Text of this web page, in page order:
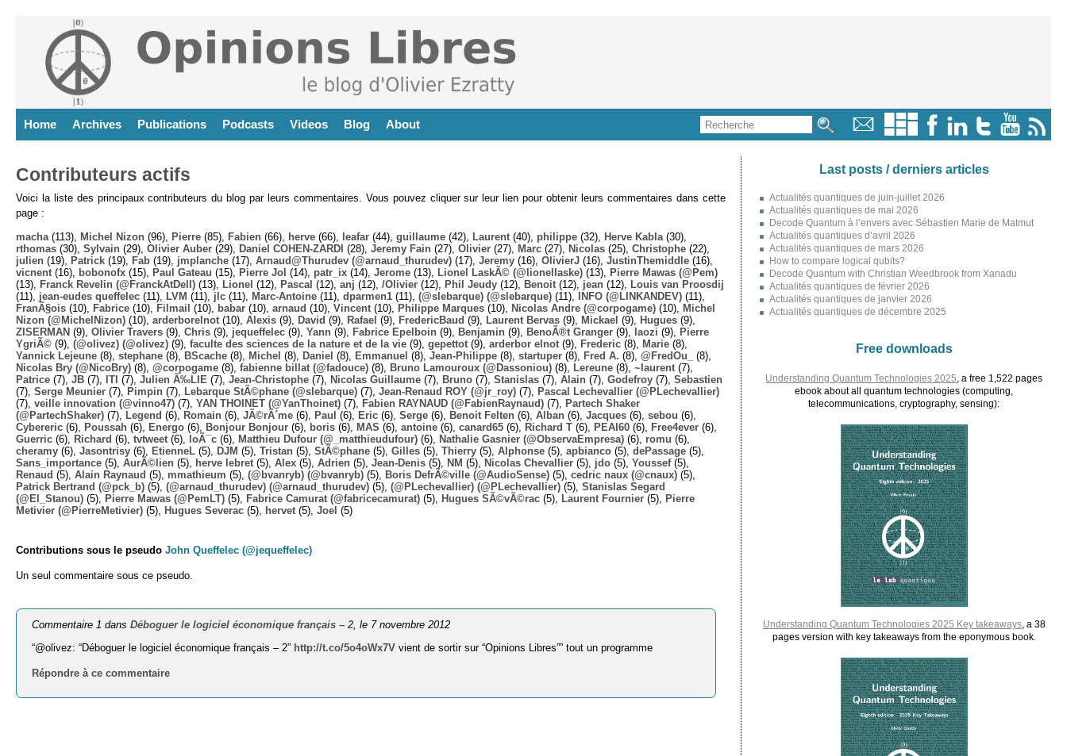
Home Archives Publications Podcasts Videos Blog About
Contributeurs actifs
Voici la liste des principaux contributeurs du blog par leurs commentaires. Vous pouvez cliquer sur leur lien pour obtenir leurs commentaires dans cette
page :
macha (113), Michel Nizon (96), Pierre (85), Fabien (66), herve (66), leafar (44), guillaume (42), Laurent (40), philippe (32), Herve Kabla (30),
rthomas (30), Sylvain (29), Olivier Auber (29), Daniel COHEN-ZARDI (28), Jeremy Fain (27), Olivier (27), Marc (27), Nicolas (25), Christophe (22),
julien (19), Patrick (19), Fab (19), jmplanche (17), Arnaud@Thurudev (@arnaud_thurudev) (17), Jeremy (16), OlivierJ (16), JustinThemiddle (16),
vicnent (16), bobonofx (15), Paul Gateau (15), Pierre Jol (14), patr_ix (14), Jerome (13), Lionel LaskÃ© (@lionellaske) (13),
Pierre Mawas (@Pem)
(13),
Franck Revelin (@FranckAtDell) (13), Lionel (12), Pascal (12), anj (12), /Olivier (12), Phil Jeudy (12), Benoit (12), jean (12),
Louis van Proosdij
(11), jean-eudes queffelec (11), LVM (11), jlc (11), Marc-Antoine (11), dparmen1 (11), (@slebarque) (@slebarque) (11), INFO (@LINKANDEV) (11),
FranÃ§ois (10), Fabrice (10), Filmail (10), babar (10), arnaud (10), Vincent (10), Philippe Marques (10), Nicolas Andre (@corpogame) (10),
Michel
Nizon (@MichelNizon) (10), arderborelnot (10), Alexis (9), David (9), Rafael (9), FredericBaud (9), Laurent Bervas (9), Mickael (9), Hugues (9),
ZISERMAN (9), Olivier Travers (9), Chris (9), jequeffelec (9), Yann (9), Fabrice Epelboin (9), Benjamin (9), BenoÃ®t Granger (9), laozi (9),
Pierre
YgriÃ© (9), (@olivez) (@olivez) (9), faculte des sciences de la nature et de la vie (9), gepettot (9), arderbor elnot (9), Frederic (8), Marie (8),
Yannick Lejeune (8), stephane (8), BScache (8), Michel (8), Daniel (8), Emmanuel (8), Jean-Philippe (8), startuper (8), Fred A. (8), @FredOu_
(8),
Nicolas Bry (@NicoBry) (8), @corpogame (8), fabienne billat (@fadouce) (8), Bruno Lamouroux (@Dassoniou) (8), Lereune (8), ~laurent (7),
Patrice (7), JB (7), ITI (7), Julien Ã‰LIE (7), Jean-Christophe (7), Nicolas Guillaume (7), Bruno (7), Stanislas (7), Alain (7), Godefroy (7), Sebastien
(7), Serge Meunier (7), Pimpin (7), Lebarque StÃ©phane (@slebarque) (7), Jean-Renaud ROY (@jr_roy) (7),
Pascal Lechevallier (@PLechevallier)
(7), veille innovation (@vinno47) (7), YAN THOINET (@YanThoinet) (7), Fabien RAYNAUD (@FabienRaynaud) (7),
Partech Shaker
(@PartechShaker) (7), Legend (6), Romain (6), JÃ©rÃ´me (6), Paul (6), Eric (6), Serge (6), Benoit Felten (6), Alban (6), Jacques (6), sebou (6),
Cybereric (6), Poussah (6), Energo (6), Bonjour Bonjour (6), boris (6), MAS (6), antoine (6), canard65 (6), Richard T (6), PEAI60 (6), Free4ever (6),
Guerric (6), Richard (6), tvtweet (6), loÃ¯c (6), Matthieu Dufour (@_matthieudufour) (6), Nathalie Gasnier (@ObservaEmpresa) (6), romu (6),
cheramy (6), Jasontrisy (6), EtienneL (5), DJM (5), Tristan (5), StÃ©phane (5), Gilles (5), Thierry (5), Alphonse (5), apbianco (5), dePassage (5),
Sans_importance (5), AurÃ©lien (5), herve lebret (5), Alex (5), Adrien (5), Jean-Denis (5), NM (5), Nicolas Chevallier (5), jdo (5), Youssef(5),
Renaud (5), Alain Raynaud (5), mmathieum (5), (@bvanryb) (@bvanryb) (5), Boris DefrÃ©ville (@AudioSense) (5), cedric naux (@cnaux) (5),
Patrick Bertrand (@pck_b) (5), (@arnaud_thurudev) (@arnaud_thurudev) (5), (@PLechevallier) (@PLechevallier) (5), Stanislas Segard
(@El_Stanou) (5), Pierre Mawas (@PemLT) (5), Fabrice Camurat (@fabricecamurat) (5), Hugues SÃ©vÃ©rac (5), Laurent Fournier (5),
Pierre
Metivier (@PierreMetivier) (5), Hugues Severac (5), hervet (5), Joel (5)
Contributions sous le pseudo John Queffelec (@jequeffelec)
Un seul commentaire sous ce pseudo.
Commentaire 1 dansDéboguer le logiciel économique français – 2 , le 7 novembre 2012
“@olivez: “Déboguer le logiciel économique français – 2” http://t.co/5o4oWx7V vient de sortir sur “Opinions Libres”” tout un programme
Répondre à ce commentaire
Last posts / derniers articles
Actualités quantiques de juin-juillet 2026
Actualités quantiques de mai 2026
Decode Quantum à l’envers avec Sébastien Marie de Matmut
Actualités quantiques d’avril 2026
Actualités quantiques de mars 2026
How to compare logical qubits?
Decode Quantum with Christian Weedbrook from Xanadu
Actualités quantiques de février 2026
Actualités quantiques de janvier 2026
Actualités quantiques de décembre 2025
Free downloads
Understanding Quantum Technologies 2025 , a free 1,522 pages
ebook about all quantum technologies (computing,
telecommunications, cryptography, sensing):
Understanding Quantum Technologies 2025 Key takeaways, a 38
pages version with key takeaways from the eponymous book.